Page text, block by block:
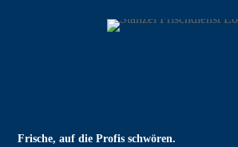
Frische, auf die Profis schwören.